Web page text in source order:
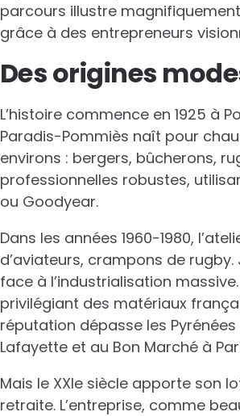
parcours illustre
grâce à des entrepreneurs
Des origines
L’histoire commence en 1925 à
Paradis-Pommiès naît pour
environs : bergers, bûcherons,
professionnelles robustes,
ou Goodyear.
Dans les années 1960-1980,
d’aviateurs, crampons de
face à l’industrialisation
privilégiant des matériaux
réputation dépasse les
Lafayette et au Bon Marché à
Mais le XXIe siècle apporte son
retraite. L’entreprise, comme